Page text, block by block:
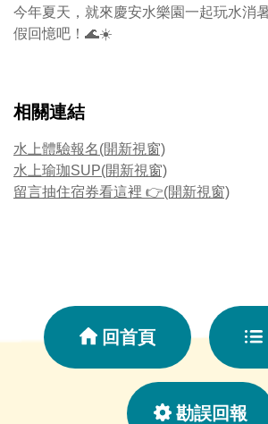
今年夏天，就來慶安水樂園一起玩水消
假回憶吧！🌊☀️
相關連結
水上體驗報名(開新視窗)
水上瑜珈SUP(開新視窗)
留言抽住宿券看這裡 👉(開新視窗)
回首頁
勘誤回報